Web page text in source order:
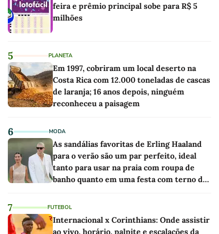
feira e prêmio principal sobe para R$ 5
milhões
5 PLANETA
Em 1997, cobriram um local deserto na
Costa Rica com 12.000 toneladas de cascas
de laranja; 16 anos depois, ninguém
reconheceu a paisagem
6 MODA
As sandálias favoritas de Erling Haaland
para o verão são um par perfeito, ideal
tanto para usar na praia com roupa de
banho quanto em uma festa com terno de
7 FUTEBOL
Internacional x Corinthians: Onde assistir
ao vivo, horário, palpite e escalações da